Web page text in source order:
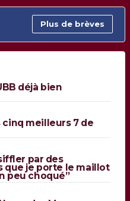
Plus de brèves
déjà bien
cinq meilleurs 7 de
par des
que je porte le maillot
peu choqué”